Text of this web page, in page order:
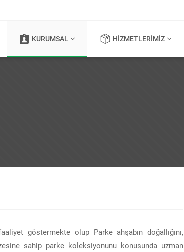
KURUMSAL HIZMETLERIMIZ
göstermekte olup Parke ahşabın doğallığını,
sahip parke koleksiyonunu konusunda uzman